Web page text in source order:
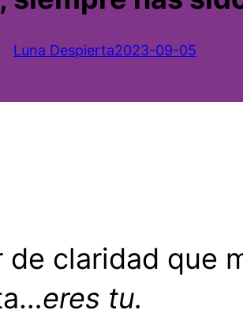
Luna Despierta2023-09-05
claridad que
eres tu.